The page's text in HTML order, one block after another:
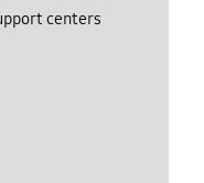
centers